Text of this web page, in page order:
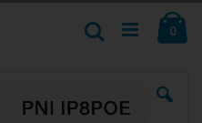
0
Cerca